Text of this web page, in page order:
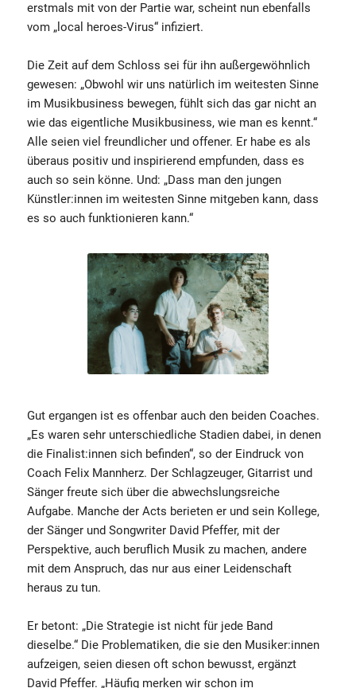
erstmals mit von der Partie war, scheint nun ebenfalls
vom „local heroes-Virus“ infiziert.
Die Zeit auf dem Schloss sei für ihn außergewöhnlich
gewesen: „Obwohl wir uns natürlich im weitesten Sinne
im Musikbusiness bewegen, fühlt sich das gar nicht an
wie das eigentliche Musikbusiness, wie man es kennt.“
Alle seien viel freundlicher und offener. Er habe es als
überaus positiv und inspirierend empfunden, dass es
auch so sein könne. Und: „Dass man den jungen
Künstler:innen im weitesten Sinne mitgeben kann, dass
es so auch funktionieren kann.“
Gut ergangen ist es offenbar auch den beiden Coaches.
„Es waren sehr unterschiedliche Stadien dabei, in denen
die Finalist:innen sich befinden“, so der Eindruck von
Coach Felix Mannherz. Der Schlagzeuger, Gitarrist und
Sänger freute sich über die abwechslungsreiche
Aufgabe. Manche der Acts berieten er und sein Kollege,
der Sänger und Songwriter David Pfeffer, mit der
Perspektive, auch beruflich Musik zu machen, andere
mit dem Anspruch, das nur aus einer Leidenschaft
heraus zu tun.
Er betont: „Die Strategie ist nicht für jede Band
dieselbe.“ Die Problematiken, die sie den Musiker:innen
aufzeigen, seien diesen oft schon bewusst, ergänzt
David Pfeffer. „Häufig merken wir schon im